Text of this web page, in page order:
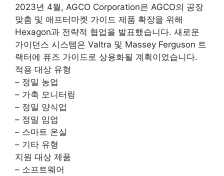
2023년 4월, AGCO Corporation은 AGCO의 공장
맞춤 및 애프터마켓 가이드 제품 확장을 위해
Hexagon과 전략적 협업을 발표했습니다. 새로운
가이던스 시스템은 Valtra 및 Massey Ferguson 트
랙터에 퓨즈 가이드로 상용화될 계획이었습니다.
적용 대상 유형
– 정밀 농업
– 가축 모니터링
– 정밀 양식업
– 정밀 임업
– 스마트 온실
– 기타 유형
지원 대상 제품
– 소프트웨어